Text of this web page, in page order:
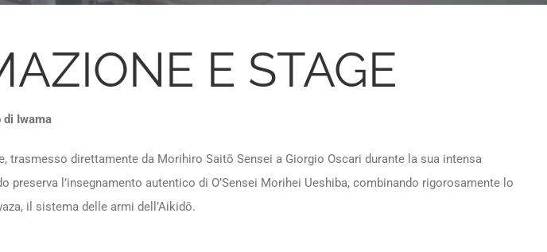
E STAGE
di Iwama
trasmesso direttamente da Morihiro Saitō Sensei a Giorgio Oscari durante la sua intensa
preserva l’insegnamento autentico di O’Sensei Morihei Ueshiba, combinando rigorosamente lo
il sistema delle armi dell’Aikidō.